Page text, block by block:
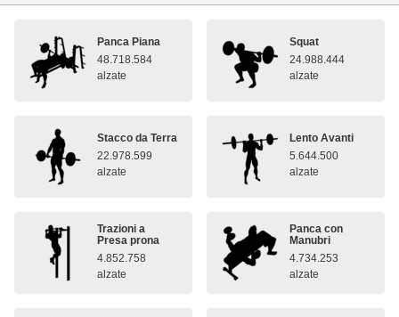
Panca Piana
48.718.584
alzate
Squat
24.988.444
alzate
Stacco da Terra
22.978.599
alzate
Lento Avanti
5.644.500
alzate
Trazioni a
Presa prona
4.852.758
alzate
Panca con
Manubri
4.734.253
alzate